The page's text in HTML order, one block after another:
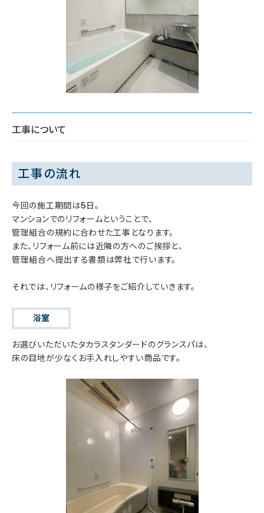
工事について
工事の流れ
今回の施工期間は5日。
マンションでのリフォームということで、
管理組合の規約に合わせた工事となります。
また、リフォーム前には近隣の方へのご挨拶と、
管理組合へ提出する書類は弊社で行います。
それでは、リフォームの様子をご紹介していきます。
浴室
お選びいただいたタカラスタンダードのグランスパは、
床の目地が少なくお手入れしやすい商品です。